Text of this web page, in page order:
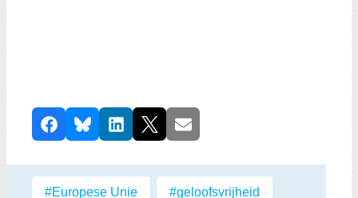
D
e
e
l
FacebookBlueskyLinkedIn
X E-mail
Labels:
#Europese Unie #geloofsvrijheid